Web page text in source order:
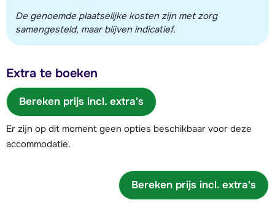
De genoemde plaatselijke kosten zijn met zorg
samengesteld, maar blijven indicatief.
Extra te boeken
Bereken prijs incl. extra's
Er zijn op dit moment geen opties beschikbaar voor deze
accommodatie.
Bereken prijs incl. extra's